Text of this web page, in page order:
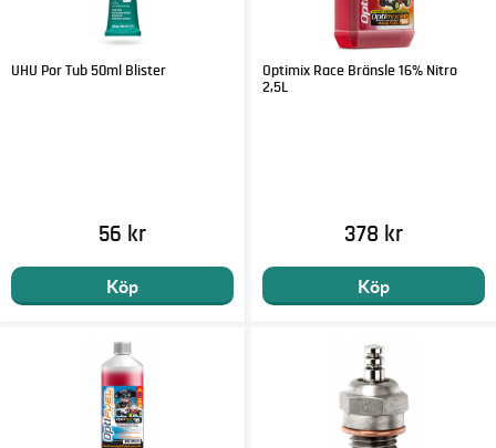
UHU Por Tub 50ml Blister
56 kr
Köp
Optimix Race Bränsle 16% Nitro
2,5L
378 kr
Köp